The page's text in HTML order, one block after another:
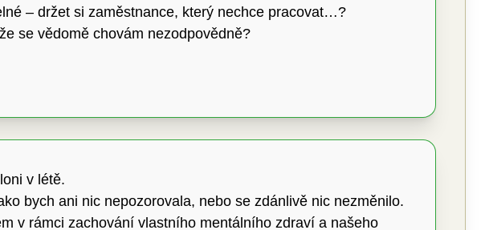
– držet si zaměstnance, který nechce pracovat…?
se vědomě chovám nezodpovědně?
v létě.
bych ani nic nepozorovala, nebo se zdánlivě nic nezměnilo.
v rámci zachování vlastního mentálního zdraví a našeho